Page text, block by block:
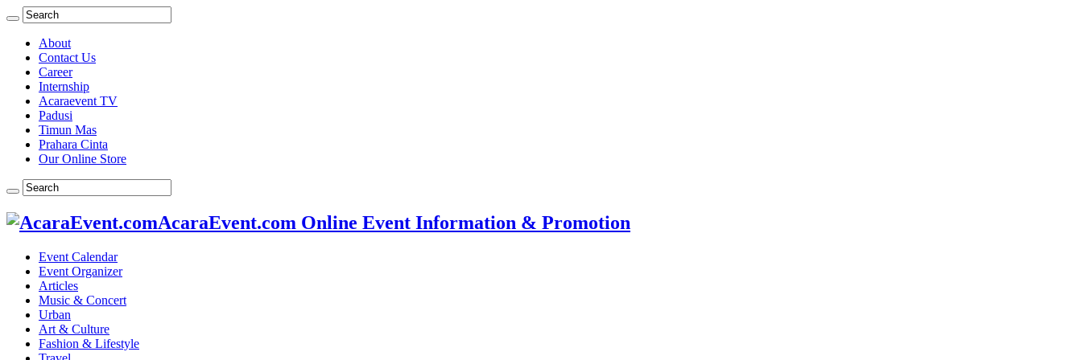
About
Contact Us
Career
Internship
Acaraevent TV
Padusi
Timun Mas
Prahara Cinta
Our Online Store
AcaraEvent.com Online Event Information & Promotion
Event Calendar
Event Organizer
Articles
Music & Concert
Urban
Art & Culture
Fashion & Lifestyle